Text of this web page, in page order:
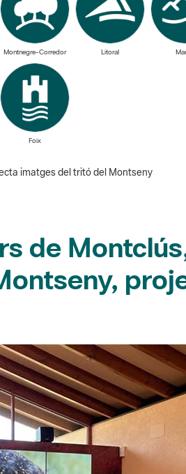
Montnegre-Corredor Litoral
Foix
imatges del tritó del Montseny
de